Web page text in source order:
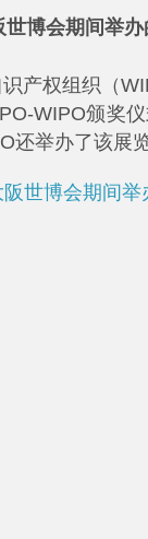
博会期间举
产权组织（
WIPO颁奖
还举办了该展
世博会期间举